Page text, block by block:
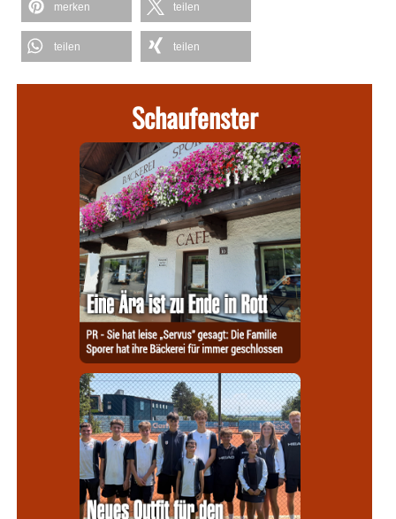
merken teilen
teilen teilen
Schaufenster